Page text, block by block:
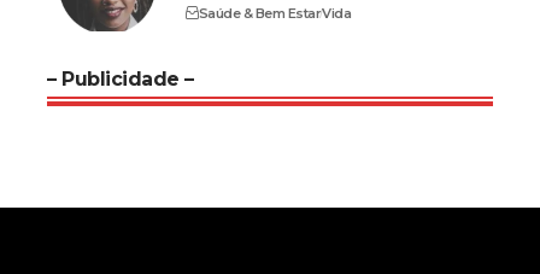
Saúde & Bem EstarVida
– Publicidade –